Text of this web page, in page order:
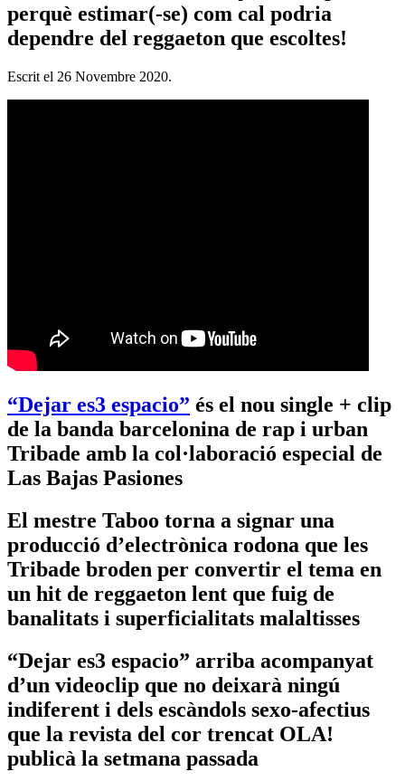
perquè estimar(-se) com cal podria
dependre del reggaeton que escoltes!
Escrit el 26 Novembre 2020.
“Dejar es3 espacio” és el nou single + clip
de la banda barcelonina de rap i urban
Tribade amb la col·laboració especial de
Las Bajas Pasiones
El mestre Taboo torna a signar una
producció d’electrònica rodona que les
Tribade broden per convertir el tema en
un hit de reggaeton lent que fuig de
banalitats i superficialitats malaltisses
“Dejar es3 espacio” arriba acompanyat
d’un videoclip que no deixarà ningú
indiferent i dels escàndols sexo-afectius
que la revista del cor trencat OLA!
publicà la setmana passada